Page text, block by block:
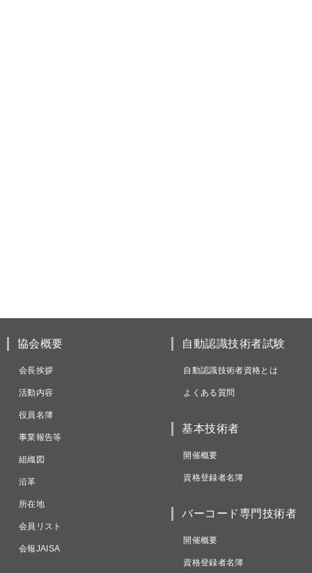
協会概要
会長挨拶
活動内容
役員名簿
事業報告等
組織図
沿革
所在地
会員リスト
会報JAISA
自動認識技術者試験
自動認識技術者資格とは
よくある質問
基本技術者
開催概要
資格登録者名簿
バーコード専門技術者
開催概要
資格登録者名簿